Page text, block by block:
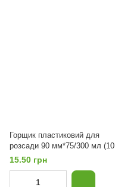
Горщик пластиковий для
розсади 90 мм*75/300 мл (10
шт)
15.50 грн